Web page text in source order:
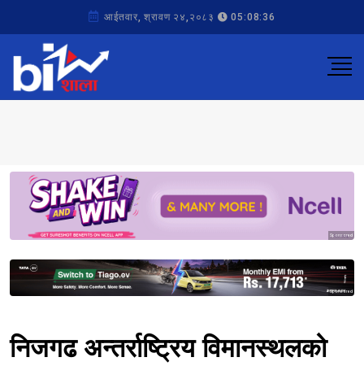
आईतवार, श्रावण २४,२०८३ 05:08:36
Sponsored
Sponsored
निजगढ अन्तर्राष्ट्रिय विमानस्थलको